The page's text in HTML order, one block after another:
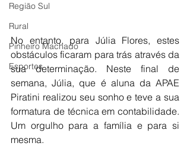
Região Sul
Rural
Pinheiro Machado
Esportes
No entanto, para Júlia Flores, estes
obstáculos ficaram para trás através da
sua determinação. Neste final de
semana, Júlia, que é aluna da APAE
Piratini realizou seu sonho e teve a sua
formatura de técnica em contabilidade.
Um orgulho para a família e para si
mesma.